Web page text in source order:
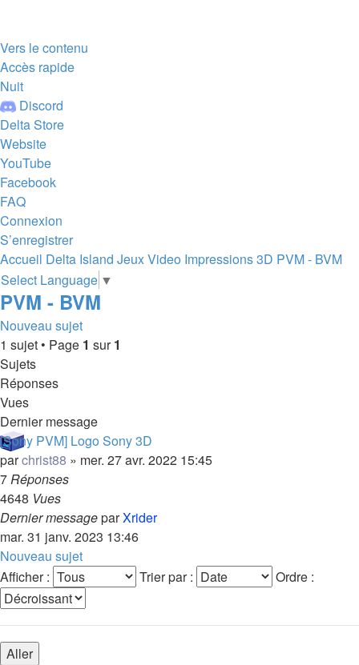
Vers le contenu
Accès rapide
Nuit
Discord
Delta Store
Website
YouTube
Facebook
FAQ
Connexion
S’enregistrer
Accueil Delta Island Jeux Video Impressions 3D PVM - BVM
Select Language ▼
PVM - BVM
Nouveau sujet
1 sujet • Page 1 sur1
Sujets
Réponses
Vues
Dernier message
[Sony PVM] Logo Sony 3D
parchrist88 » mer. 27 avr. 2022 15:45
7Réponses
4648 Vues
Dernier messageparXrider
mar. 31 janv. 2023 13:46
Nouveau sujet
Afficher :
Trier par : Ordre :